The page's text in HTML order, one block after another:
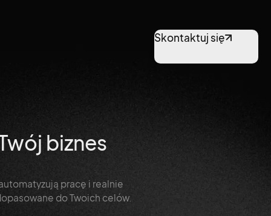
Skontaktuj się
biznes
pracę i realnie
do Twoich celów.